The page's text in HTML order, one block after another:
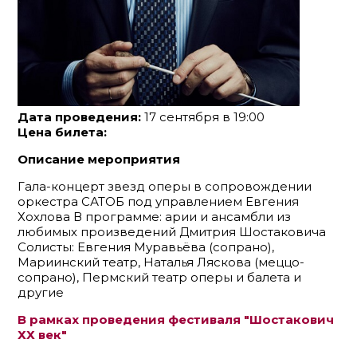
Дата проведения: 17 сентября в 19:00
Цена билета:
Описание мероприятия
Гала-концерт звезд оперы в сопровождении
оркестра САТОБ под управлением Евгения
Хохлова В программе: арии и ансамбли из
любимых произведений Дмитрия Шостаковича
Солисты: Евгения Муравьёва (сопрано),
Мариинский театр, Наталья Ляскова (меццо-
сопрано), Пермский театр оперы и балета и
другие
В рамках проведения фестиваля "Шостакович
ХХ век"